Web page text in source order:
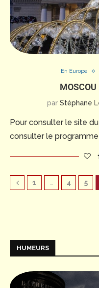
En Europe
par Stéphane
Pour consulter le site
consulter le
1 … 4 5
HUMEURS